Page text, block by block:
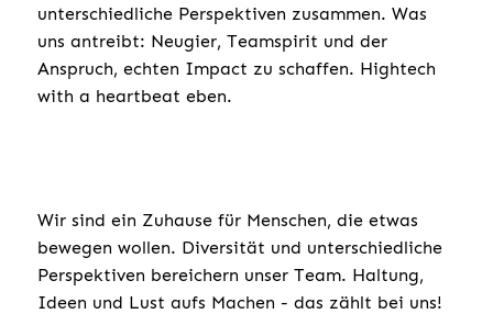
unterschiedliche Perspektiven zusammen. Was
uns antreibt: Neugier, Teamspirit und der
Anspruch, echten Impact zu schaffen. Hightech
with a heartbeat eben.
Wir sind ein Zuhause für Menschen, die etwas
bewegen wollen. Diversität und unterschiedliche
Perspektiven bereichern unser Team. Haltung,
Ideen und Lust aufs Machen - das zählt bei uns!